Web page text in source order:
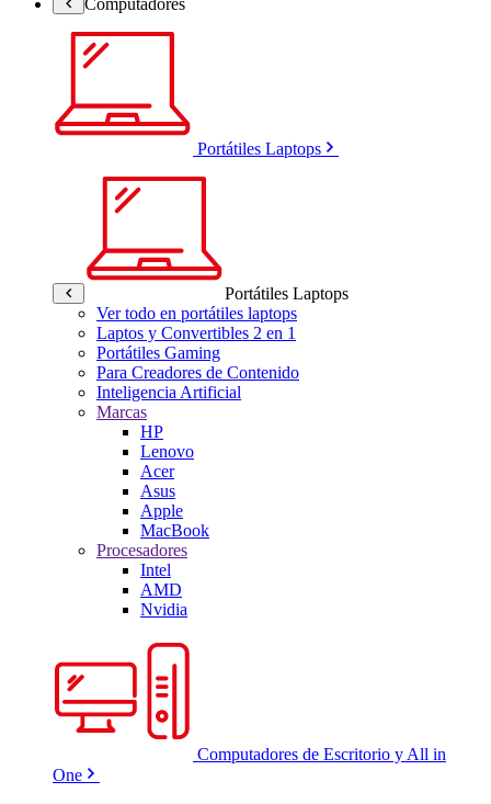
Portátiles Laptops
Portátiles Laptops
Ver todo en portátiles laptops
Laptos y Convertibles 2 en 1
Portátiles Gaming
Para Creadores de Contenido
Inteligencia Artificial
Marcas
HP
Lenovo
Acer
Asus
Apple
MacBook
Procesadores
Intel
AMD
Nvidia
Computadores de Escritorio y All in
One